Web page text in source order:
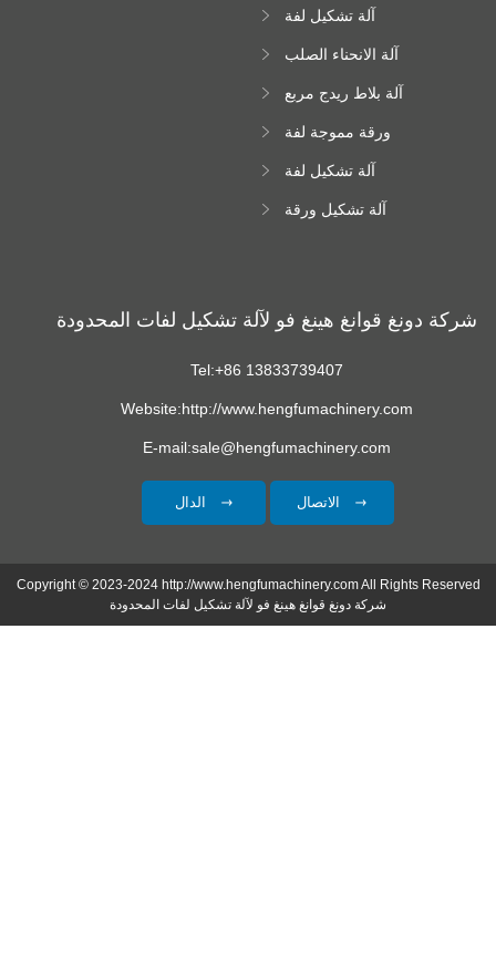
آلة تشكيل لفة
آلة الانحناء الصلب
آلة بلاط ريدج مربع
ورقة مموجة لفة
آلة تشكيل لفة
آلة تشكيل ورقة
شركة دونغ قوانغ هينغ فو لآلة تشكيل لفات المحدودة
Tel:+86 13833739407
Website:http://www.hengfumachinery.com
E-mail:sale@hengfumachinery.com
Copyright © 2023-2024 http://www.hengfumachinery.com All Rights Reserved
شركة دونغ قوانغ هينغ فو لآلة تشكيل لفات المحدودة